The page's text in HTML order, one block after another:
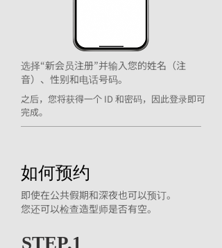
选择“新会员注册”并输入您的姓名（注
音）、性别和电话号码。
之后，您将获得一个 ID 和密码，因此登录即可
完成。
如何预约
即使在公共假期和深夜也可以预订。
您还可以检查造型师是否有空。
STEP.1